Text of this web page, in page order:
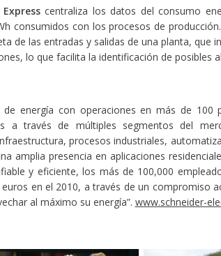
Expresscentraliza los datos del consumo
consumidos con los procesos de
de las entradas y salidas de una planta, que
lo que facilita la identificación de posibles
energía con operaciones en más de 100
a través de múltiples segmentos del
procesos industriales,
amplia presencia en aplicaciones
y eficiente, los más de 100,000
en el 2010, a través de un compromiso
al máximo su energía”. www.schneider-